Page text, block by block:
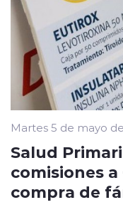
Martes 5 de mayo
Salud
comisiones
compra de